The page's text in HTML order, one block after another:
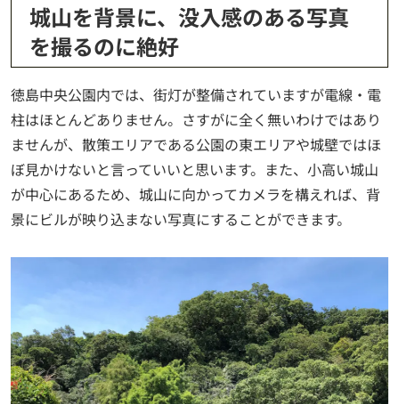
城山を背景に、没入感のある写真
を撮るのに絶好
徳島中央公園内では、街灯が整備されていますが電線・電
柱はほとんどありません。さすがに全く無いわけではあり
ませんが、散策エリアである公園の東エリアや城壁ではほ
ぼ見かけないと言っていいと思います。また、小高い城山
が中心にあるため、城山に向かってカメラを構えれば、背
景にビルが映り込まない写真にすることができます。